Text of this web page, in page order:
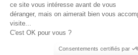
ce site vous intéresse avant de vous
déranger, mais on aimerait bien vous
visite...
C'est OK pour vous ?
Consentements certifiés par